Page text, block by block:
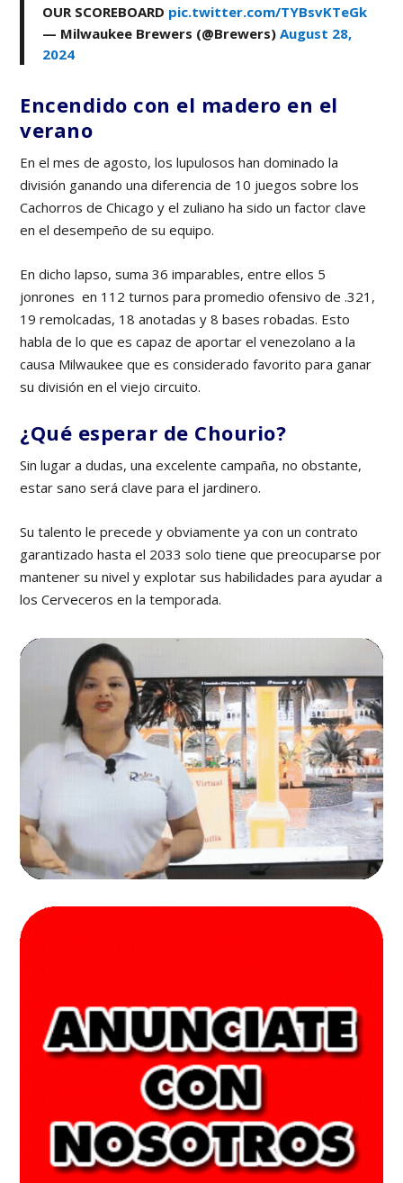
OUR SCOREBOARD pic.twitter.com/TYBsvKTeGk
— Milwaukee Brewers (@Brewers)August 28,
2024
Encendido con el madero en el
verano
En el mes de agosto, los lupulosos han dominado la
división ganando una diferencia de 10 juegos sobre los
Cachorros de Chicago y el zuliano ha sido un factor clave
en el desempeño de su equipo.
En dicho lapso, suma 36 imparables, entre ellos 5
jonrones en 112 turnos para promedio ofensivo de .321,
19 remolcadas, 18 anotadas y 8 bases robadas. Esto
habla de lo que es capaz de aportar el venezolano a la
causa Milwaukee que es considerado favorito para ganar
su división en el viejo circuito.
¿Qué esperar de Chourio?
Sin lugar a dudas, una excelente campaña, no obstante,
estar sano será clave para el jardinero.
Su talento le precede y obviamente ya con un contrato
garantizado hasta el 2033 solo tiene que preocuparse por
mantener su nivel y explotar sus habilidades para ayudar a
los Cerveceros en la temporada.